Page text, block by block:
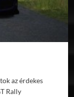
az érdekes
Rally